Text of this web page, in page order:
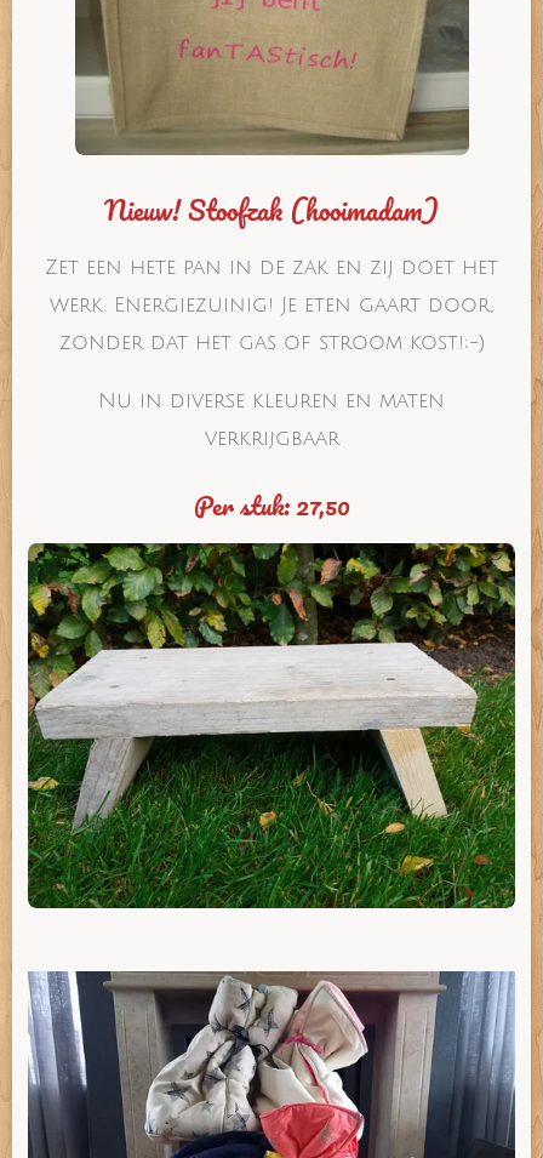
Nieuw! Stoofzak (hooimadam)
Zet een hete pan in de zak en zij doet het
werk. Energiezuinig! Je eten gaart door,
zonder dat het gas of stroom kost!;-)
Nu in diverse kleuren en maten
verkrijgbaar
Per stuk: 27,50